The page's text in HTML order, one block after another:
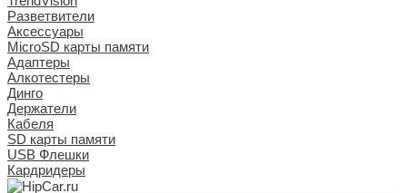
Разветвители
Аксессуары
MicroSD карты памяти
Адаптеры
Алкотестеры
Динго
Держатели
Кабеля
SD карты памяти
USB Флешки
Кардридеры